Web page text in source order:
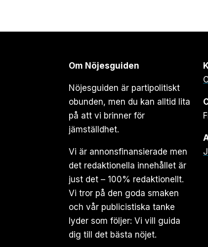
Om Nöjesguiden
Nöjesguiden är partipolitiskt
obunden, men du kan alltid lita
på att vi brinner för
jämställdhet.
Vi är annonsfinansierade men
det redaktionella innehållet är
just det – 100% redaktionellt.
Vi tror på den goda smaken
och vår publicistiska tanke
lyder som följer: Vi vill guida
dig till det bästa nöjet.